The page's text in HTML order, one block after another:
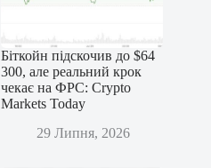
Біткойн підскочив до $64
300, але реальний крок
чекає на ФРС: Crypto
Markets Today
29 Липня, 2026